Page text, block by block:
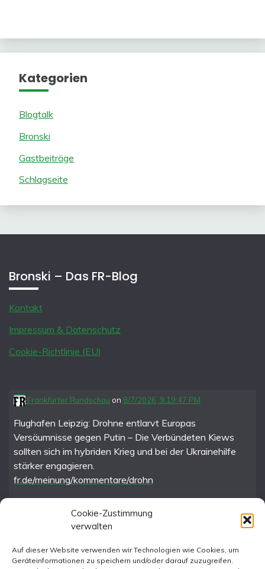
Cookie-Zustimmung
verwalten
Auf dieser Website verwenden wir Technologien wie Cookies, um
Geräteinformationen zu speichern und/oder darauf zuzugreifen.
Kategorien
Blogtalk
Bronski
Gastbeiträge
Schlagseite
Bronski – Das FR-Blog
Kontakt
Impressum & Datenschutz
Cookie-Richtlinie (EU)
Frankfurter Rundschau on 8/7/2026, 9:19:47 PM
Flughafen Leipzig: Drohne entlarvt Europas
Versäumnisse gegen Putin – Die Verbündeten Kiews
sollten sich im hybriden Krieg und bei der Ukrainehilfe
stärker engagieren.
fr.de/meinung/kommentare/drohn